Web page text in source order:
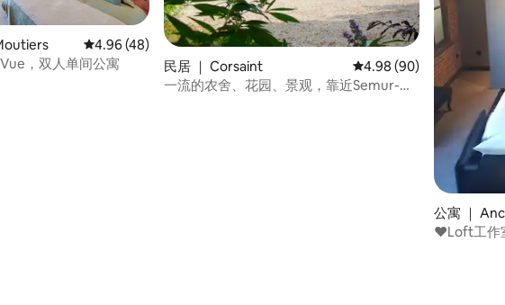
共 19 条评价
平均评分 4.96 分（满分 5 分），共 48 条评价
4.96 (48)
，双人单间公寓
民居 ｜ Corsaint 平均评分 4.98 分（满分 5
4.98 (90)
一流的农舍、花园、景观，靠近Semur-
公寓 ｜
❤Loft工作